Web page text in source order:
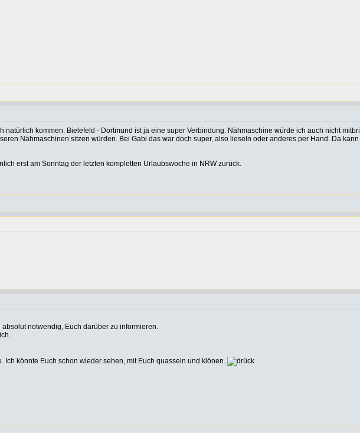
kommen. Bielefeld - Dortmund ist ja eine super Verbindung. Nähmaschine würde ich auch nicht
Nähmaschinen sitzen würden. Bei Gabi das war doch super, also lieseln oder anderes per Hand. Da
erst am Sonntag der letzten kompletten Urlaubswoche in NRW zurück.
notwendig, Euch darüber zu informieren.
könnte Euch schon wieder sehen, mit Euch quasseln und klönen.